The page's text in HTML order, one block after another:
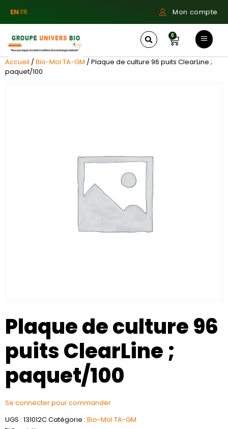
ENFR Mon compte
0
Accueil /Bio-Mol TA-GM / Plaque de culture 96 puits ClearLine ;
paquet/100
Plaque de culture 96
puits ClearLine ;
paquet/100
Se connecter pour commander
UGS : 131012CCatégorie : Bio-Mol TA-GM